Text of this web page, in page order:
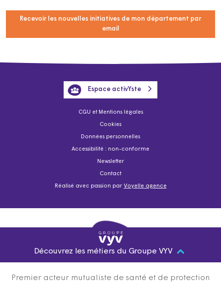
Recevoir les nouvelles initiatives de mon département par
email
CGU et Mentions légales
Cookies
Données personnelles
Accessibilité : non-conforme
Newsletter
Contact
Réalisé avec passion par Voyelle agence
Espace activYste
Découvrez les métiers du Groupe VYV
Premier acteur mutualiste de santé et de protection